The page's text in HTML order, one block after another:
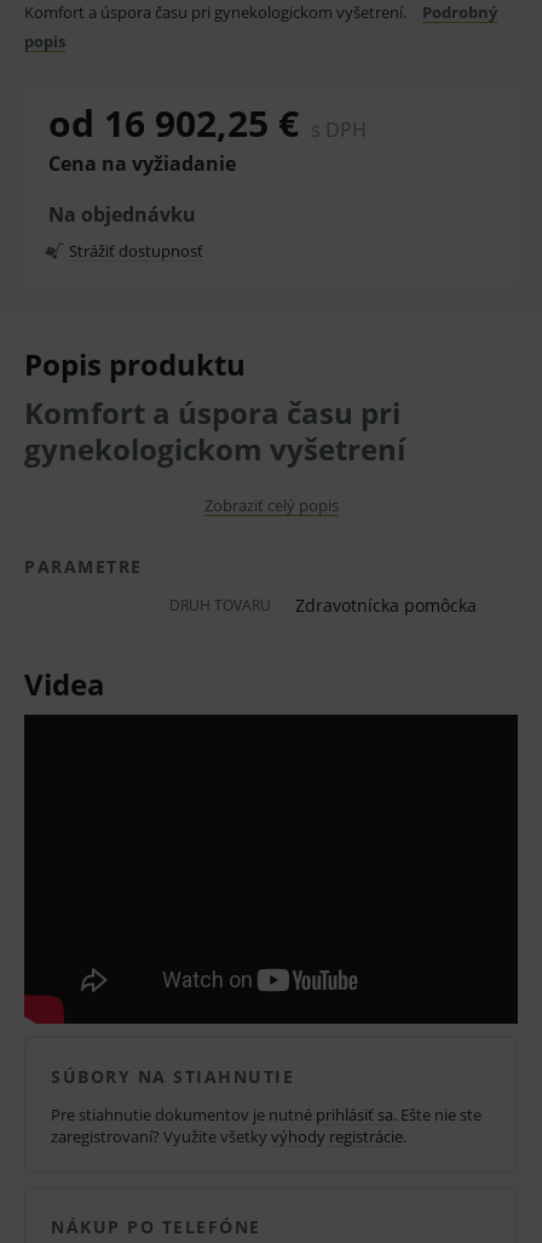
Komfort a úspora času pri gynekologickom vyšetrení.
Podrobný
popis
od 16 902,25 € s DPH
Cena na vyžiadanie
Na objednávku
Strážiť dostupnosť
Popis produktu
Komfort a úspora času pri
gynekologickom vyšetrení
Moderná gynekologická ordinácia
kreslo sintegrovaným digitálnym kolposkopom.
Ďalej monitor, bezdrôtový ovládač, nástrojový vozík a
Výhodou jekompatibilita monitora s
Komplexné riešenie
Zobraziť celý popis
PARAMETRE
DRUH TOVARU Zdravotnícka pomôcka
Videa
SÚBORY NA STIAHNUTIE
Pre stiahnutie dokumentov je nutné prihlásiť sa. Ešte nie ste
zaregistrovaní? Využite všetky výhody registrácie.
NÁKUP PO TELEFÓNE